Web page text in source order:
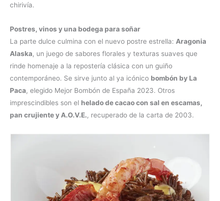
chirivía.
Postres, vinos y una bodega para soñar
La parte dulce culmina con el nuevo postre estrella: Aragonia
Alaska, un juego de sabores florales y texturas suaves que
rinde homenaje a la repostería clásica con un guiño
contemporáneo. Se sirve junto al ya icónico bombón by La
Paca, elegido Mejor Bombón de España 2023. Otros
imprescindibles son el helado de cacao con sal en escamas,
pan crujiente y A.O.V.E., recuperado de la carta de 2003.